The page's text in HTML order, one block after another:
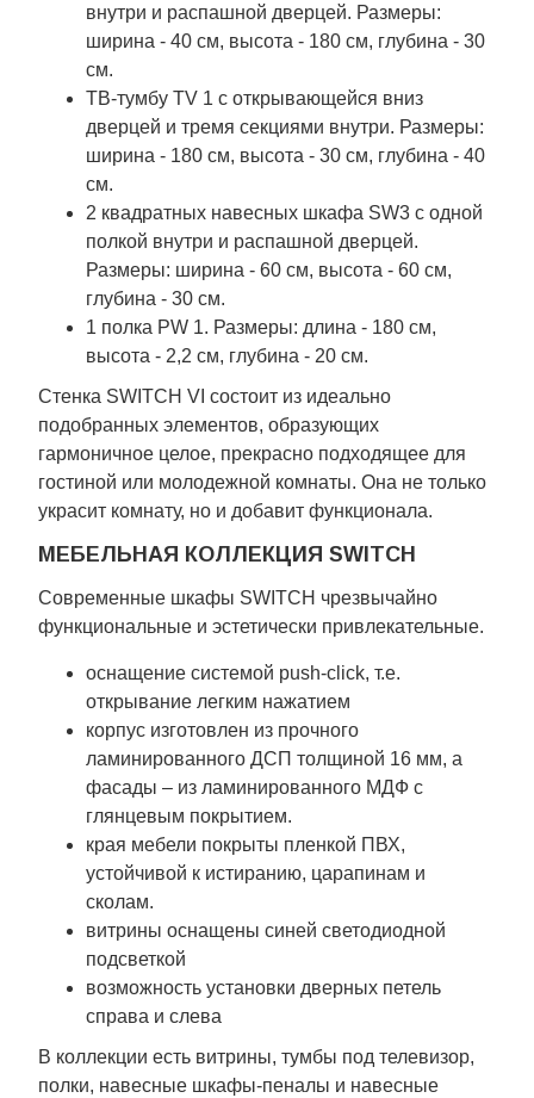
внутри и распашной дверцей. Размеры:
ширина - 40 см, высота - 180 см, глубина - 30
см.
ТВ-тумбу TV 1 с открывающейся вниз
дверцей и тремя секциями внутри. Размеры:
ширина - 180 см, высота - 30 см, глубина - 40
см.
2 квадратных навесных шкафа SW3 с одной
полкой внутри и распашной дверцей.
Размеры: ширина - 60 см, высота - 60 см,
глубина - 30 см.
1 полка PW 1. Размеры: длина - 180 см,
высота - 2,2 см, глубина - 20 см.
Стенка SWITCH VI состоит из идеально
подобранных элементов, образующих
гармоничное целое, прекрасно подходящее для
гостиной или молодежной комнаты. Она не только
украсит комнату, но и добавит функционала.
МЕБЕЛЬНАЯ КОЛЛЕКЦИЯ SWITCH
Современные шкафы SWITCH чрезвычайно
функциональные и эстетически привлекательные.
оснащение системой push-click, т.е.
открывание легким нажатием
корпус изготовлен из прочного
ламинированного ДСП толщиной 16 мм, а
фасады – из ламинированного МДФ с
глянцевым покрытием.
края мебели покрыты пленкой ПВХ,
устойчивой к истиранию, царапинам и
сколам.
витрины оснащены синей светодиодной
подсветкой
возможность установки дверных петель
справа и слева
В коллекции есть витрины, тумбы под телевизор,
полки, навесные шкафы-пеналы и навесные